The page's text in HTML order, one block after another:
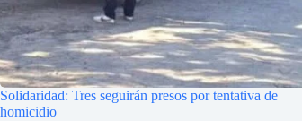
Solidaridad: Tres seguirán presos por tentativa de
homicidio